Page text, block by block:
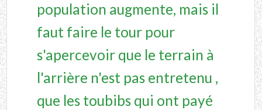
population augmente, mais il
faut faire le tour pour
s'apercevoir que le terrain à
l'arrière n'est pas entretenu ,
que les toubibs qui ont payé